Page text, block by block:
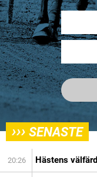
››› SENASTE
20:26 Hästens